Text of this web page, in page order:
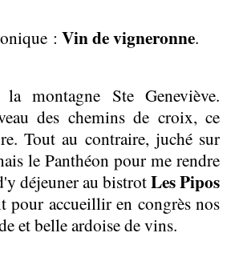
: Vin de vigneronne.
montagne Ste Geneviève.
des chemins de croix, ce
Tout au contraire, juché sur
le Panthéon pour me rendre
déjeuner au bistrotLes Pipos
pour accueillir en congrès nos
et belle ardoise de vins.